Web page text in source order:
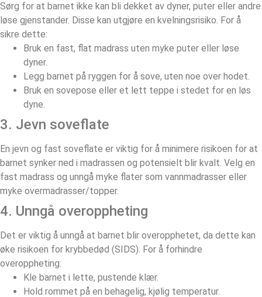
Sørg for at barnet ikke kan bli dekket av dyner, puter eller andre
løse gjenstander. Disse kan utgjøre en kvelningsrisiko. For å
sikre dette:
Bruk en fast, flat madrass uten myke puter eller løse
dyner.
Legg barnet på ryggen for å sove, uten noe over hodet.
Bruk en sovepose eller et lett teppe i stedet for en løs
dyne.
3. Jevn soveflate
En jevn og fast soveflate er viktig for å minimere risikoen for at
barnet synker ned i madrassen og potensielt blir kvalt. Velg en
fast madrass og unngå myke flater som vannmadrasser eller
myke overmadrasser/topper.
4. Unngå overoppheting
Det er viktig å unngå at barnet blir overopphetet, da dette kan
øke risikoen for krybbedød (SIDS). For å forhindre
overoppheting:
Kle barnet i lette, pustende klær.
Hold rommet på en behagelig, kjølig temperatur.